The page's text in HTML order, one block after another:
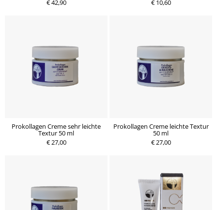
€ 42,90
€ 10,60
Prokollagen Creme sehr leichte
Textur 50 ml
€ 27,00
Prokollagen Creme leichte Textur
50 ml
€ 27,00